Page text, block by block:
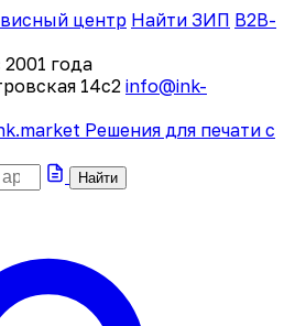
центр Найти ЗИП B2B-
2001 года
14с2 info@ink-
.market Решения для печати с
Найти